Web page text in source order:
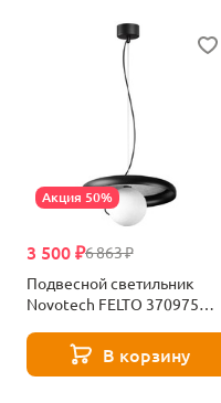
Акция 50%
6 863 ₽
3 500 ₽
Подвесной светильник
Novotech FELTO 370975
В корзину